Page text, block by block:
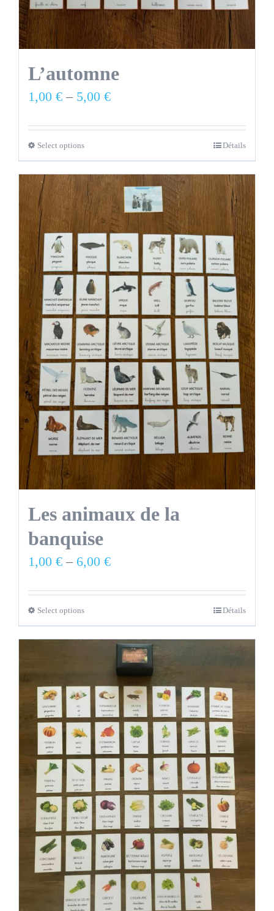
L’automne
1,00 €– 5,00 €
Select options Détails
Les animaux de la
banquise
1,00 €– 6,00 €
Select options Détails